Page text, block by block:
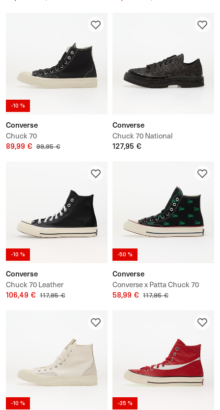
-10 %
Converse
Chuck 70
89,99 € 99,95 €
Converse
Chuck 70 National
127,95 €
-10 %
Converse
Chuck 70 Leather
106,49 € 117,95 €
-50 %
Converse
Converse x Patta Chuck 70
58,99 € 117,95 €
-10 % -35 %